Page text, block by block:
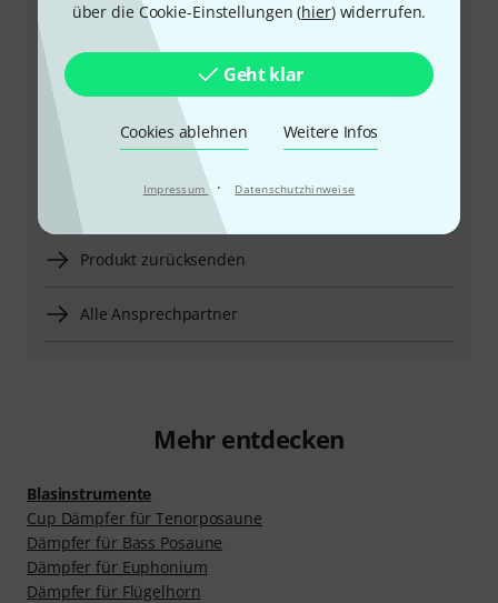
über die Cookie-Einstellungen (hier) widerrufen.
Geht klar
Cookies ablehnen Weitere Infos
Impressum · Datenschutzhinweise
Kundennummer bereithalten
Öffnungszeiten
Rückruf vereinbaren
Mehr Kontaktoptionen
Produkt zurücksenden
Alle Ansprechpartner
Mehr entdecken
Blasinstrumente
Cup Dämpfer für Tenorposaune
Dämpfer für Bass Posaune
Dämpfer für Euphonium
Dämpfer für Flügelhorn